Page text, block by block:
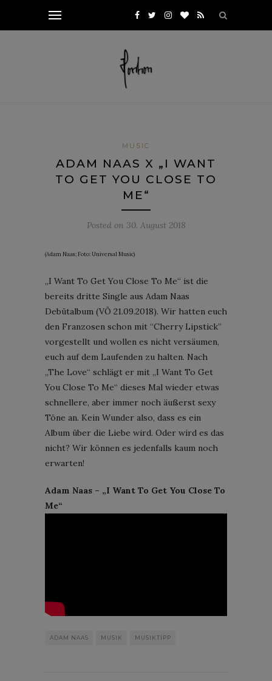
MUSIC
ADAM NAAS X „I WANT
TO GET YOU CLOSE TO
ME“
Posted on 30. August 2018
(Adam Naas; Foto: Universal Music)
„I Want To Get You Close To Me“ ist die
bereits dritte Single aus Adam Naas
Debütalbum (VÖ 21.09.2018). Wir hatten euch
den Franzosen schon mit “Cherry Lipstick”
vorgestellt und wollen es nicht versäumen,
euch auf dem Laufenden zu halten. Nach
„The Love“ schlägt er mit „I Want To Get
You Close To Me“ dieses Mal wieder etwas
schnellere, aber immer noch äußerst sexy
Töne an. Kein Wunder also, dass es ein
Album über die Liebe wird. Oder wird es das
nicht? Wir können es jedenfalls kaum noch
erwarten!
Adam Naas – „I Want To Get You Close To
Me“
ADAM NAAS MUSIK MUSIKTIPP